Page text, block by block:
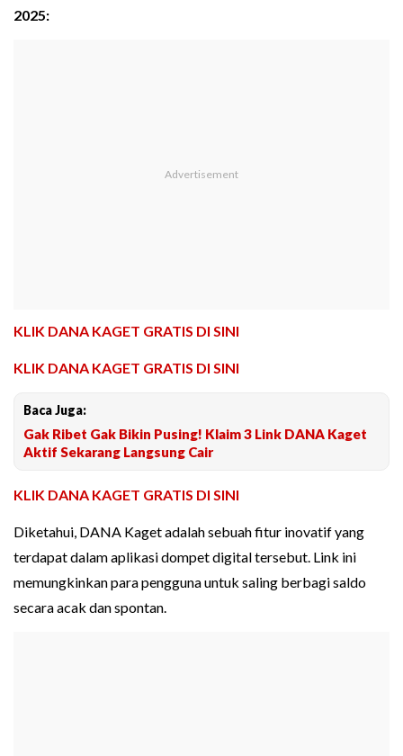
2025:
KLIK DANA KAGET GRATIS DI SINI
KLIK DANA KAGET GRATIS DI SINI
Baca Juga:
Gak Ribet Gak Bikin Pusing! Klaim 3 Link DANA Kaget
Aktif Sekarang Langsung Cair
KLIK DANA KAGET GRATIS DI SINI
Diketahui, DANA Kaget adalah sebuah fitur inovatif yang
terdapat dalam aplikasi dompet digital tersebut. Link ini
memungkinkan para pengguna untuk saling berbagi saldo
secara acak dan spontan.